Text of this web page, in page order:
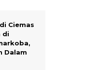
Ciemas
di
Dalam